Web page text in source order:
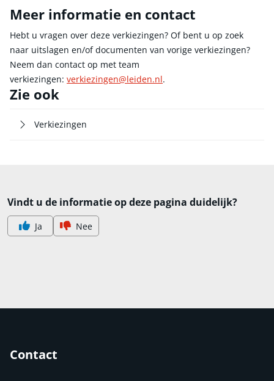
Meer informatie en contact
Hebt u vragen over deze verkiezingen? Of bent u op zoek
naar uitslagen en/of documenten van vorige verkiezingen?
Neem dan contact op met team
verkiezingen: verkiezingen@leiden.nl.
Zie ook
Verkiezingen
Vindt u de informatie op deze pagina duidelijk?
Ja Nee
Contact